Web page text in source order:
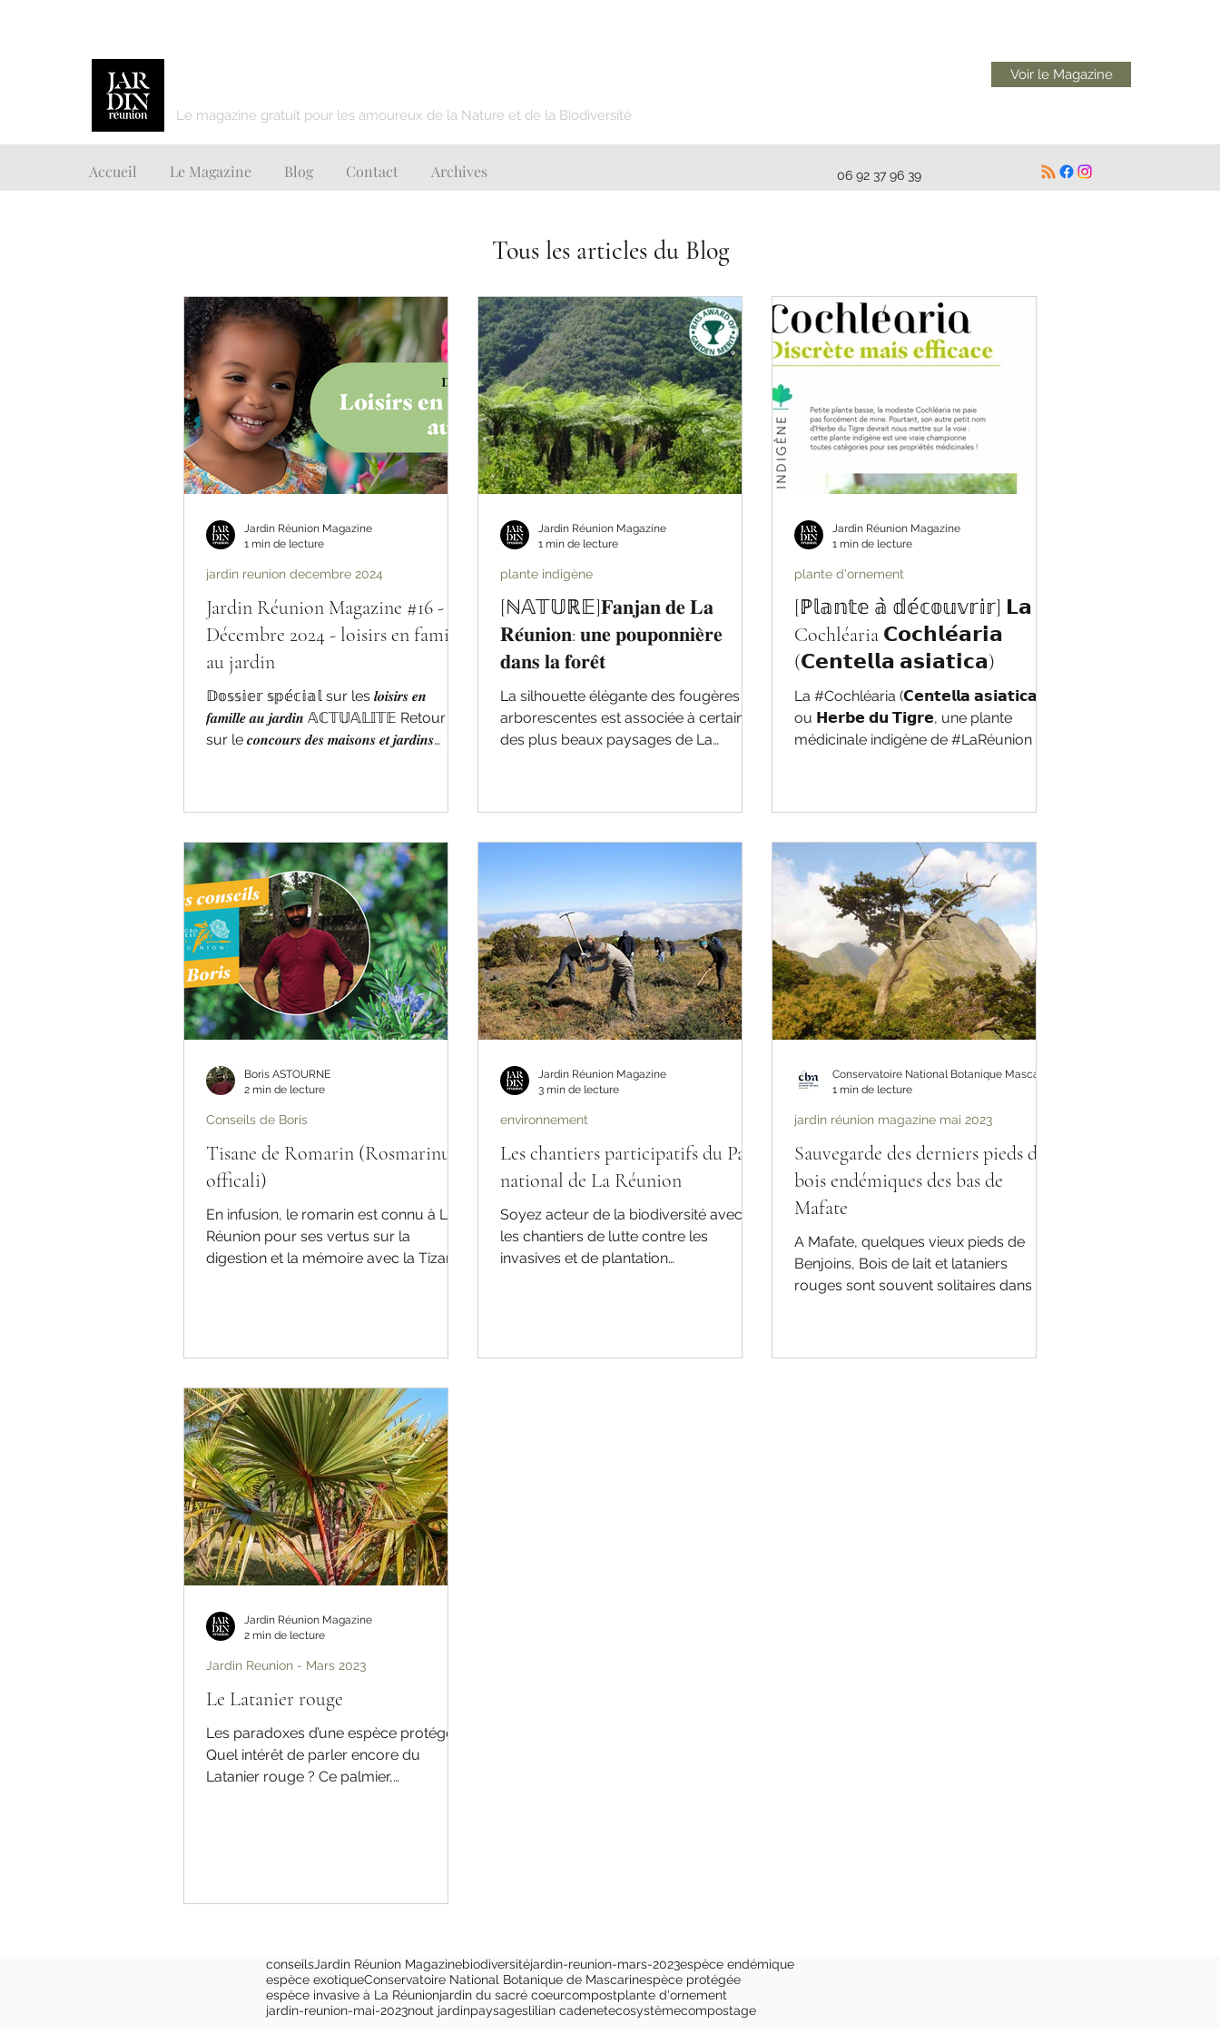
Le magazine gratuit pour les amoureux de la Nature et de la Biodiversité
Voir le Magazine
Accueil Le Magazine Blog Contact Archives 06 92 37 96 39
Jardin Réunion Magazine #16 -
Décembre 2024 - loisirs en famille
au jardin
𝔻𝕠𝕤𝕤𝕚𝕖𝕣 𝕤𝕡𝕖́𝕔𝕚𝕒𝕝 sur les 𝒍𝒐𝒊𝒔𝒊𝒓𝒔 𝒆𝒏
𝒇𝒂𝒎𝒊𝒍𝒍𝒆 𝒂𝒖 𝒋𝒂𝒓𝒅𝒊𝒏 𝔸ℂ𝕋𝕌𝔸𝕃𝕀𝕋𝔼 Retour
sur le 𝒄𝒐𝒏𝒄𝒐𝒖𝒓𝒔 𝒅𝒆𝒔 𝒎𝒂𝒊𝒔𝒐𝒏𝒔 𝒆𝒕 𝒋𝒂𝒓𝒅𝒊𝒏𝒔
𝑪𝒉𝒍𝒐𝒓𝒐𝒑𝒉𝒚𝒕𝒖𝒎 𝑪𝒐𝒎𝒐𝒔𝒖𝒎,
jardin reunion decembre 2024
Jardin Réunion Magazine
1 min de lecture
[ℕ𝔸𝕋𝕌ℝ𝔼]𝐅𝐚𝐧𝐣𝐚𝐧 𝐝𝐞 𝐋𝐚
𝐑𝐞́𝐮𝐧𝐢𝐨𝐧: 𝐮𝐧𝐞 𝐩𝐨𝐮𝐩𝐨𝐧𝐧𝐢𝐞̀𝐫𝐞
𝐝𝐚𝐧𝐬 𝐥𝐚 𝐟𝐨𝐫𝐞̂𝐭
La silhouette élégante des fougères
arborescentes est associée à certains
des plus beaux paysages de La
plante indigène
Jardin Réunion Magazine
1 min de lecture
[ℙ𝕝𝕒𝕟𝕥𝕖 𝕒̀ 𝕕𝕖́𝕔𝕠𝕦𝕧𝕣𝕚𝕣] 𝗟𝗮
Cochléaria 𝗖𝗼𝗰𝗵𝗹𝗲́𝗮𝗿𝗶𝗮
(𝗖𝗲𝗻𝘁𝗲𝗹𝗹𝗮 𝗮𝘀𝗶𝗮𝘁𝗶𝗰𝗮)
La #Cochléaria (𝗖𝗲𝗻𝘁𝗲𝗹𝗹𝗮 𝗮𝘀𝗶𝗮𝘁𝗶𝗰𝗮)
ou 𝗛𝗲𝗿𝗯𝗲 𝗱𝘂 𝗧𝗶𝗴𝗿𝗲, une plante
médicinale indigène de #LaRéunion
plante d'ornement
Jardin Réunion Magazine
1 min de lecture
Tisane de Romarin (Rosmarinus
officali)
En infusion, le romarin est connu à La
Réunion pour ses vertus sur la
digestion et la mémoire avec la Tizane
Conseils de Boris
Boris ASTOURNE
2 min de lecture
Les chantiers participatifs du Parc
national de La Réunion
Soyez acteur de la biodiversité avec
les chantiers de lutte contre les
invasives et de plantation
environnement
Jardin Réunion Magazine
3 min de lecture
Sauvegarde des derniers pieds de
bois endémiques des bas de
Mafate
A Mafate, quelques vieux pieds de
Benjoins, Bois de lait et lataniers
rouges sont souvent solitaires dans un
jardin réunion magazine mai 2023
1 min de lecture
Le Latanier rouge
Les paradoxes d’une espèce protégée
Quel intérêt de parler encore du
Latanier rouge ? Ce palmier,
Jardin Reunion - Mars 2023
Jardin Réunion Magazine
2 min de lecture
Tous les articles du Blog
conseils Jardin Réunion Magazinebiodiversitéjardin-reunion-mars-2023espèce endémique
espèce exotiqueConservatoire National Botanique de Mascarinespèce protégée
espèce invasive à La Réunionjardin du sacré coeurcompostplante d'ornement
jardin-reunion-mai-2023nout jardinpaysageslilian cadenetecosystèmecompostage